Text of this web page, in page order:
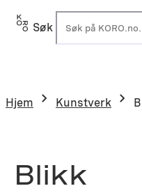
Hopp
Søk
Hjem Kunstverk
Blikk